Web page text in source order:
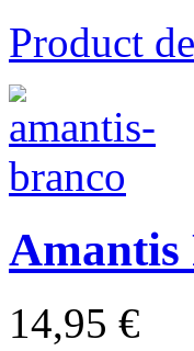
Product
Amantis
14,95 €